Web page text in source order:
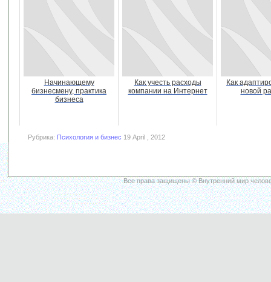
Начинающему
бизнесмену, практика
бизнеса
Как учесть расходы
компании на Интернет
Как
новой
Рубрика: Психология и бизнес 19 April , 2012
Все права защищены © Внутренний мир